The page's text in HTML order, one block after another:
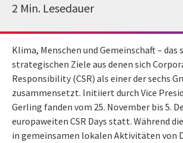
2 Min. Lesedauer
Klima, Menschen und Gemeinschaft – das
strategischen Ziele aus denen sich
Responsibility (CSR) als einer der sechs
zusammensetzt. Initiiert durch Vice
Gerling fanden vom 25. November bis 5.
europaweiten CSR Days statt. Während
in gemeinsamen lokalen Aktivitäten von